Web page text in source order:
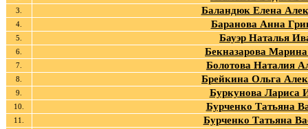
3. Баландюк Елена
4. Баранова Анна
5. Бауэр Наталья
6. Бекназарова
7. Болотова Наталия
8. Брейкина Ольга
9. Буркунова Лариса
10. Бурченко Татьяна
11. Бурченко Татьяна